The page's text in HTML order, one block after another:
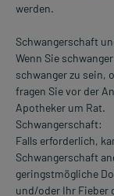
werden.
Schwangerschaft
Wenn Sie
schwanger zu sein,
fragen Sie vor der
Apotheker um Rat.
Schwangerschaft:
Falls erforderlich,
Schwangerschaft
geringstmögliche
und/oder Ihr Fieber